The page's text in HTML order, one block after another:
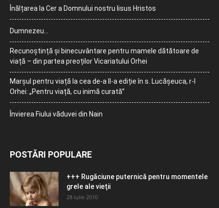
Înălțarea la Cer a Domnului nostru Iisus Hristos
Dumnezeu…
Recunoștință și binecuvântare pentru mamele dătătoare de
viață – din partea preoților Vicariatului Orhei
Marșul pentru viață la cea de-a II-a ediție în s. Lucășeuca, r-l
Orhei: „Pentru viață, cu inimă curată”
Învierea Fiului văduvei din Nain
POSTĂRI POPULARE
+++ Rugăciune puternică pentru momentele
grele ale vieţii
28 iulie 2010